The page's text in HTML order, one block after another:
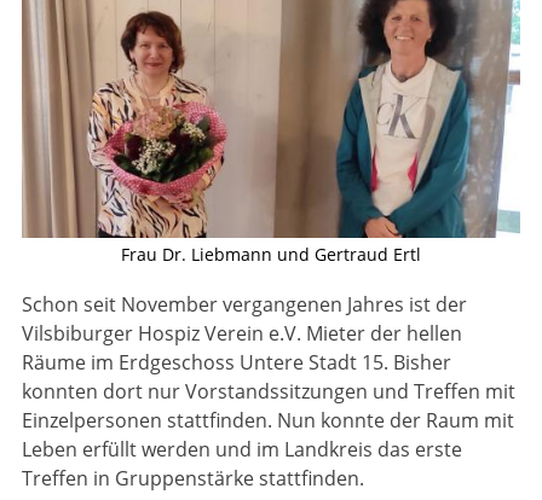
Frau Dr. Liebmann und Gertraud Ertl
Schon seit November vergangenen Jahres ist der
Vilsbiburger Hospiz Verein e.V. Mieter der hellen
Räume im Erdgeschoss Untere Stadt 15. Bisher
konnten dort nur Vorstands­sitzungen und Treffen mit
Einzelpersonen stattfinden. Nun konnte der Raum mit
Leben erfüllt werden und im Landkreis das erste
Treffen in Gruppenstärke stattfinden.